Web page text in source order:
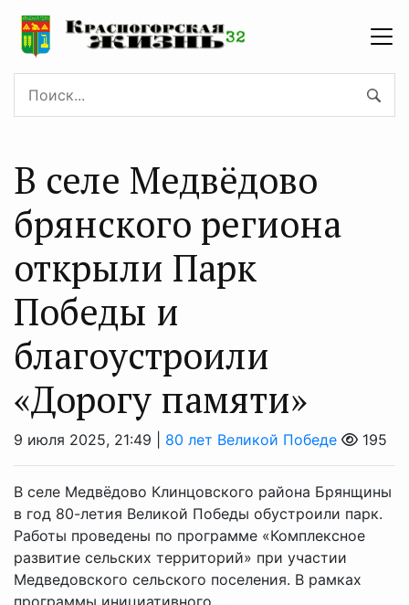
В селе Медвёдово
брянского региона
открыли Парк
Победы и
благоустроили
«Дорогу памяти»
9 июля 2025, 21:49 | 80 лет Великой Победе 195
В селе Медвёдово Клинцовского района Брянщины
в год 80-летия Великой Победы обустроили парк.
Работы проведены по программе «Комплексное
развитие сельских территорий» при участии
Медведовского сельского поселения. В рамках
программы инициативного ...